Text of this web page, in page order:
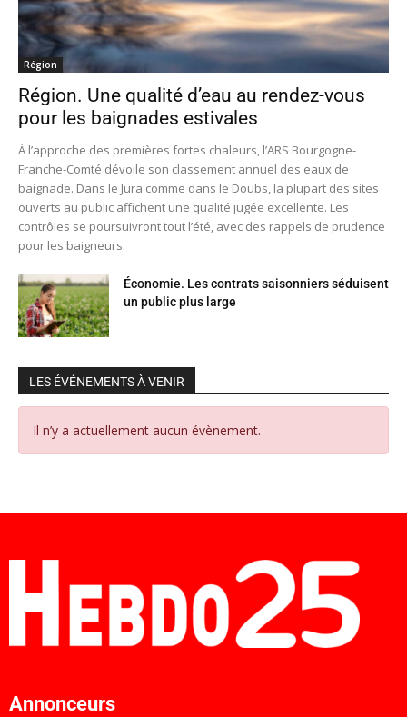
Région
Région. Une qualité d’eau au rendez-vous
pour les baignades estivales
À l’approche des premières fortes chaleurs, l’ARS Bourgogne-
Franche-Comté dévoile son classement annuel des eaux de
baignade. Dans le Jura comme dans le Doubs, la plupart des sites
ouverts au public affichent une qualité jugée excellente. Les
contrôles se poursuivront tout l’été, avec des rappels de prudence
pour les baigneurs.
Économie. Les contrats saisonniers séduisent
un public plus large
LES ÉVÉNEMENTS À VENIR
Il n’y a actuellement aucun évènement.
Annonceurs